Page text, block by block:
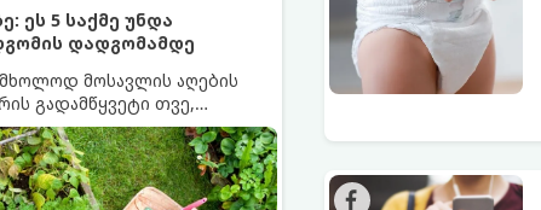
ეს 5 საქმე უნდა
დადგომამდე
მხოლოდ მოსავლის აღების
გადამწყვეტი თვე,
ეყრება მომავალი წლის
შემოდგომა-
იმისათვის, რომ
აღიდგინოს, ხოლო